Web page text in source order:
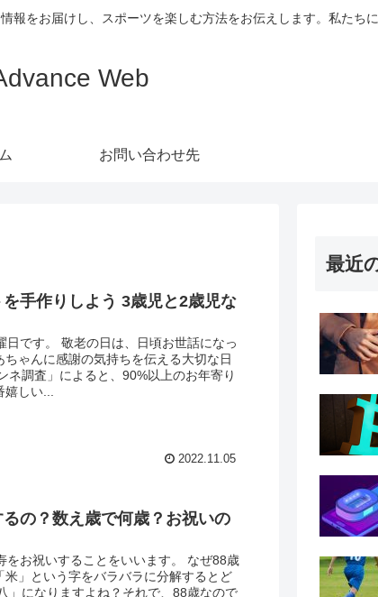
をお届けし、スポーツを楽しむ方法をお伝えします。私たち
Web
お問い合わせ先
手作りしよう 3歳児と2歳児な
日です。 敬老の日は、日頃お世話になっ
ゃんに感謝の気持ちを伝える大切な日
ネ調査」によると、90%以上のお年寄り
しい...
2022.11.05
の？数え歳で何歳？お祝いの
をお祝いすることをいいます。 なぜ88歳
」という字をバラバラに分解するとど
」になりますよね？それで、88歳なので
最近